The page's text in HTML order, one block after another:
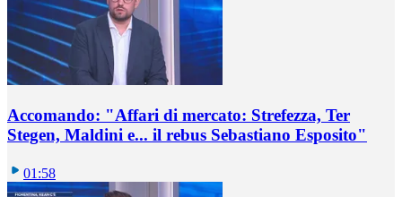
Accomando: "Affari di mercato: Strefezza, Ter
Stegen, Maldini e... il rebus Sebastiano Esposito"
01:58